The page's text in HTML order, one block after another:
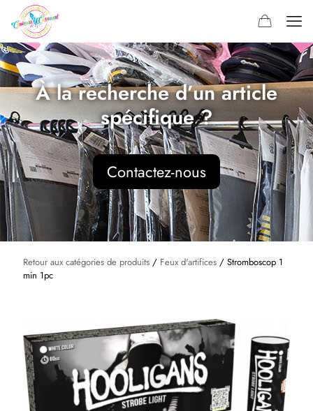
À la recherche d’un article
spécifique ?
Contactez-nous
Retour aux catégories de produits / Feux d'artifices / Stromboscop 1
min 1pc